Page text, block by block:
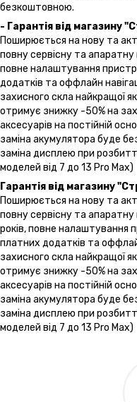
безкоштовною.
- Гарантія від магазину
Поширюється на нову та
повну сервісну та
повне налаштування
додатків та оффлайн
захисного скла найкращої
отримує знижку -50% на
аксесуарів на постійній
заміна акумулятора буде
заміна дисплею при
моделей від 7 до 13 Pro Max)
Гарантія від магазину
Поширюється на нову та
повну сервісну та
років, повне налаштування
платних додатків та
захисного скла найкращої
отримує знижку -50% на
аксесуарів на постійній
заміна акумулятора буде
заміна дисплею при
моделей від 7 до 13 Pro Max)